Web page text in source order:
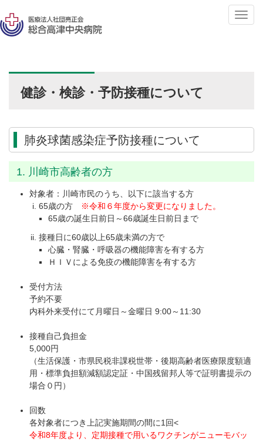
T
v
g
健診・検診・予防接種について
肺炎球菌感染症予防接種について
1. 川崎市高齢者の方
対象者：川崎市民のうち、以下に該当する方
65歳の方
※令和６年度から変更になりました。
65歳の誕生日前日～66歳誕生日前日まで
接種日に60歳以上65歳未満の方で
心臓・腎臓・呼吸器の機能障害を有する方
ＨＩＶによる免疫の機能障害を有する方
受付方法
予約不要
内科外来受付にて月曜日～金曜日 9:00～11:30
接種自己負担金
5,000円
（生活保護・市県民税非課税世帯・後期高齢者医療限度額適
用・標準負担額減額認定証・中国残留邦人等で証明書提示の
場合０円）
回数
各対象者につき上記実施期間の間に1回<
令和8年度より、定期接種で用いるワクチンがニューモバッ